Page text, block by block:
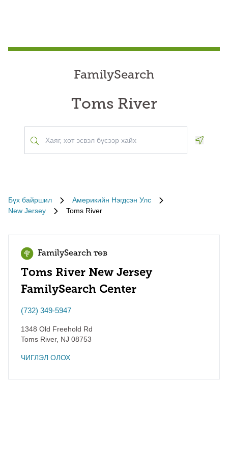
FamilySearch
Toms River
Бүх байршил
Америкийн Нэгдсэн Улс
New Jersey
Toms River
FamilySearch төв
Toms River New Jersey
FamilySearch Center
(732) 349-5947
1348 Old Freehold Rd
Toms River, NJ 08753
ЧИГЛЭЛ ОЛОХ